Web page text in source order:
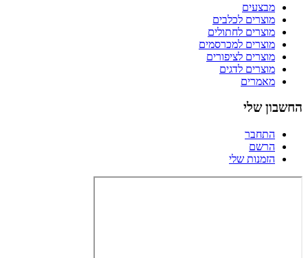
מבצעים
מוצרים לכלבים
מוצרים לחתולים
מוצרים למכרסמים
מוצרים לציפורים
מוצרים לדגים
מאמרים
החשבון שלי
התחבר
הרשם
הזמנות שלי